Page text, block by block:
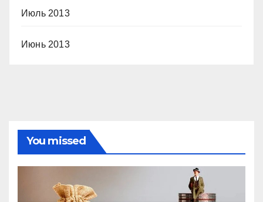
Июль 2013
Июнь 2013
You missed